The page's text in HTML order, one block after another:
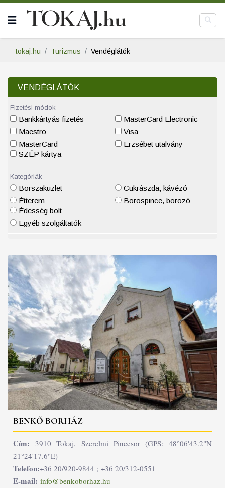
tokaj.hu Turizmus Vendéglátók
VENDÉGLÁTÓK
Fizetési módok
Bankkártyás fizetés
Maestro
MasterCard
MasterCard Electronic
Visa
Erzsébet utalvány
SZÉP kártya
Kategóriák
Borszaküzlet
Étterem
Cukrászda, kávézó
Borospince, borozó
Édesség bolt
Egyéb szolgáltatók
BENKŐ BORHÁZ
Cím: 3910 Tokaj, Szerelmi Pincesor (GPS: 48°06'43.2"N
21°24'17.6"E)
Telefon:+36 20/920-9844 ; +36 20/312-0551
E-mail: info@benkoborhaz.hu